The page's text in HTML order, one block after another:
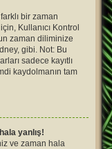
bir zaman
Kullanıcı Kontrol
zaman diliminize
gibi. Not: Bu
sadece kayıtlı
kaydolmanın tam
yanlış!
ve zaman hala